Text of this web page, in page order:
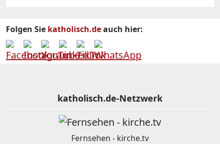
Folgen Sie katholisch.deauch hier:
katholisch.de-Netzwerk
Fernsehen - kirche.tv